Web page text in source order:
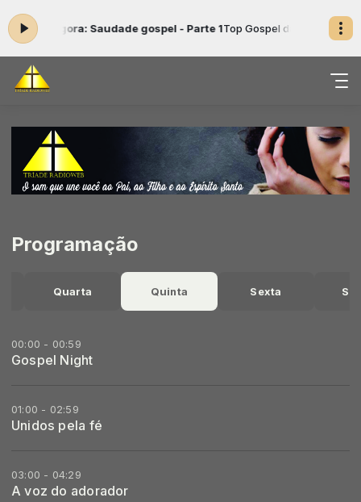
agora: Saudade gospel - Parte 1Top Gospel das 04:30 às
Programação
Quarta Quinta Sexta
00:00 - 00:59
Gospel Night
01:00 - 02:59
Unidos pela fé
03:00 - 04:29
A voz do adorador